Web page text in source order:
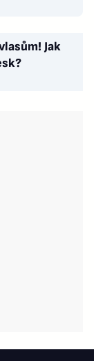
Jak